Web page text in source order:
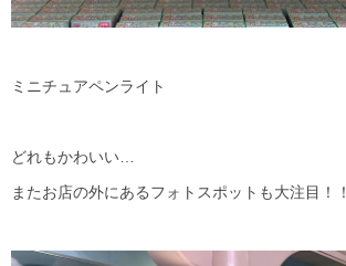
ミニチュアペンライト
どれもかわいい…
またお店の外にあるフォトスポットも大注目！！